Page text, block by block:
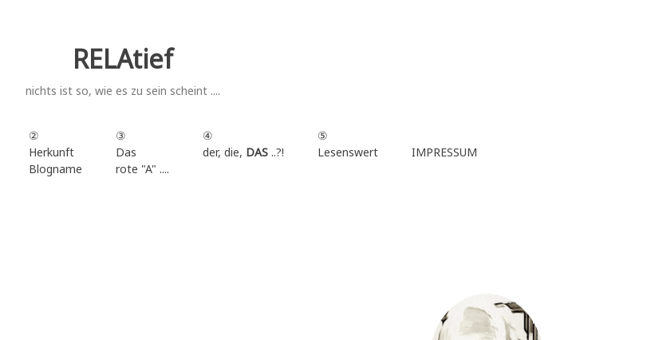
RELAtief
nichts ist so, wie es zu sein scheint ....
②
Herkunft
Blogname
③
Das
rote "A" ....
④
der, die, DAS..?!
⑤
Lesenswert
IMPRESSUM